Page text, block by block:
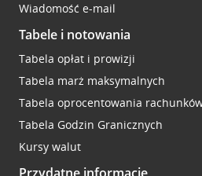
Wiadomość e-mail
Tabele i notowania
Tabela opłat i prowizji
Tabela marż maksymalnych
Tabela oprocentowania
Tabela Godzin Granicznych
Kursy walut